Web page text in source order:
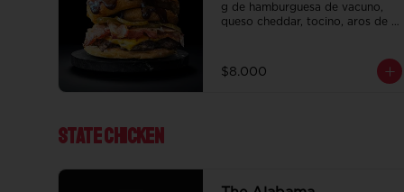
g de hamburguesa de vacuno,
queso cheddar, tocino, aros de
$8.000
State ChIcken